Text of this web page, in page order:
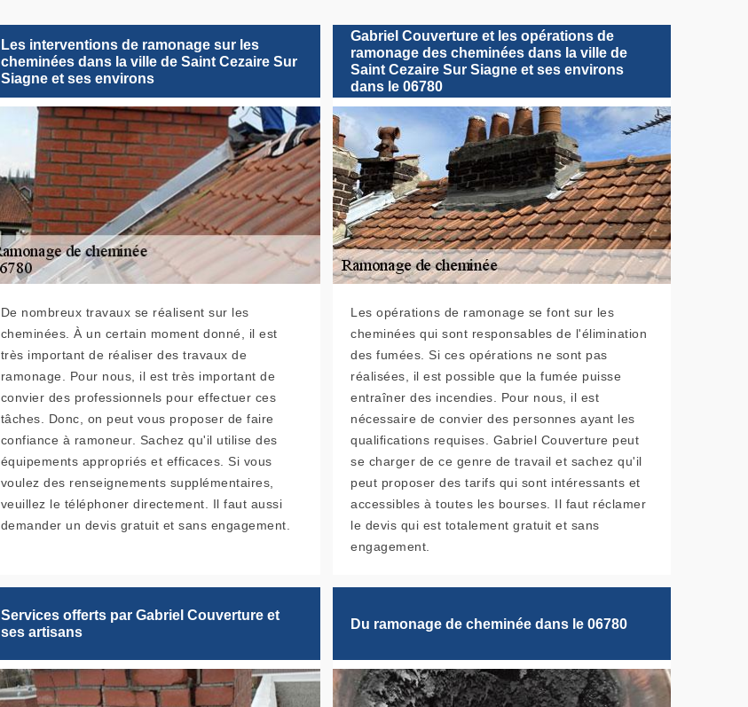
Les interventions de ramonage sur les
cheminées dans la ville de Saint Cezaire Sur
Siagne et ses environs
De nombreux travaux se réalisent sur les
cheminées. À un certain moment donné, il est
très important de réaliser des travaux de
ramonage. Pour nous, il est très important de
convier des professionnels pour effectuer ces
tâches. Donc, on peut vous proposer de faire
confiance à ramoneur. Sachez qu'il utilise des
équipements appropriés et efficaces. Si vous
voulez des renseignements supplémentaires,
veuillez le téléphoner directement. Il faut aussi
demander un devis gratuit et sans engagement.
Gabriel Couverture et les opérations de
ramonage des cheminées dans la ville de
Saint Cezaire Sur Siagne et ses environs
dans le 06780
Les opérations de ramonage se font sur les
cheminées qui sont responsables de l'élimination
des fumées. Si ces opérations ne sont pas
réalisées, il est possible que la fumée puisse
entraîner des incendies. Pour nous, il est
nécessaire de convier des personnes ayant les
qualifications requises. Gabriel Couverture peut
se charger de ce genre de travail et sachez qu'il
peut proposer des tarifs qui sont intéressants et
accessibles à toutes les bourses. Il faut réclamer
le devis qui est totalement gratuit et sans
engagement.
Services offerts par Gabriel Couverture et
ses artisans
Du ramonage de cheminée dans le 06780